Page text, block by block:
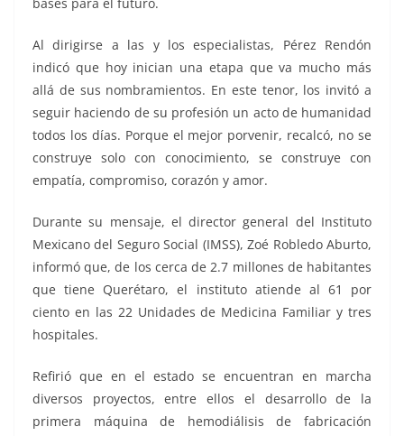
Al dirigirse a las y los especialistas, Pérez Rendón
indicó que hoy inician una etapa que va mucho más
allá de sus nombramientos. En este tenor, los invitó a
seguir haciendo de su profesión un acto de humanidad
todos los días. Porque el mejor porvenir, recalcó, no se
construye solo con conocimiento, se construye con
empatía, compromiso, corazón y amor.
Durante su mensaje, el director general del Instituto
Mexicano del Seguro Social (IMSS), Zoé Robledo Aburto,
informó que, de los cerca de 2.7 millones de habitantes
que tiene Querétaro, el instituto atiende al 61 por
ciento en las 22 Unidades de Medicina Familiar y tres
hospitales.
Refirió que en el estado se encuentran en marcha
diversos proyectos, entre ellos el desarrollo de la
primera máquina de hemodiálisis de fabricación